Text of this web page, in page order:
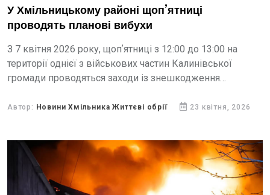
У Хмільницькому районі щоп’ятниці
проводять планові вибухи
З 7 квітня 2026 року, щопʼятниці з 12:00 до 13:00 на
території однієї з військових частин Калинівської
громади проводяться заходи із знешкодження
Автор: Новини Хмільника Життєві обрії 23 квітня, 2026